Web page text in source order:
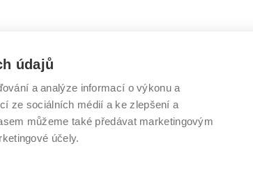
UČENÍ TECHNICKÉ V BRNĚ
548/1
00 Brno
www.vut.cz
údajů
a analýze informací o výkonu a
ze sociálních médií a ke zlepšení a
můžeme také předávat marketingovým
účely.